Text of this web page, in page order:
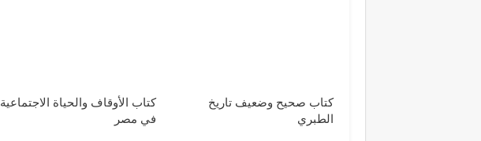
كتاب صحيح وضعيف تاريخ
الطبري
كتاب الأوقاف والحياة الاجتماعية
في مصر